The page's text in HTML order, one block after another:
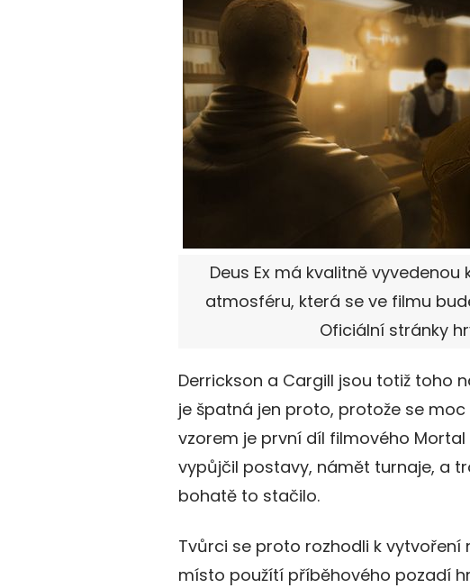
Deus Ex má kvalitně vyvedenou
atmosféru, která se ve filmu
Oficiální stránky
Derrickson a Cargill jsou totiž toho
je špatná jen proto, protože se
vzorem je první díl filmového
vypůjčil postavy, námět turnaje, a
bohatě to stačilo.
Tvůrci se proto rozhodli k
místo použítí příběhového pozadí